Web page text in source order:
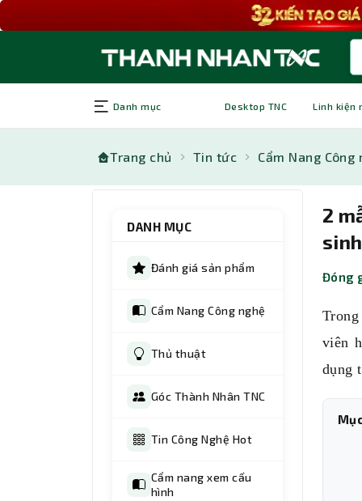
Danh mục Desktop TNC Linh kiện
Trang chủ Tin tức Cẩm Nang Công
DANH MỤC
Đánh giá sản phẩm
Cẩm Nang Công nghệ
Thủ thuật
Góc Thành Nhân TNC
Tin Công Nghệ Hot
Cẩm nang xem cấu
hình
2
Đóng
viên
dụng